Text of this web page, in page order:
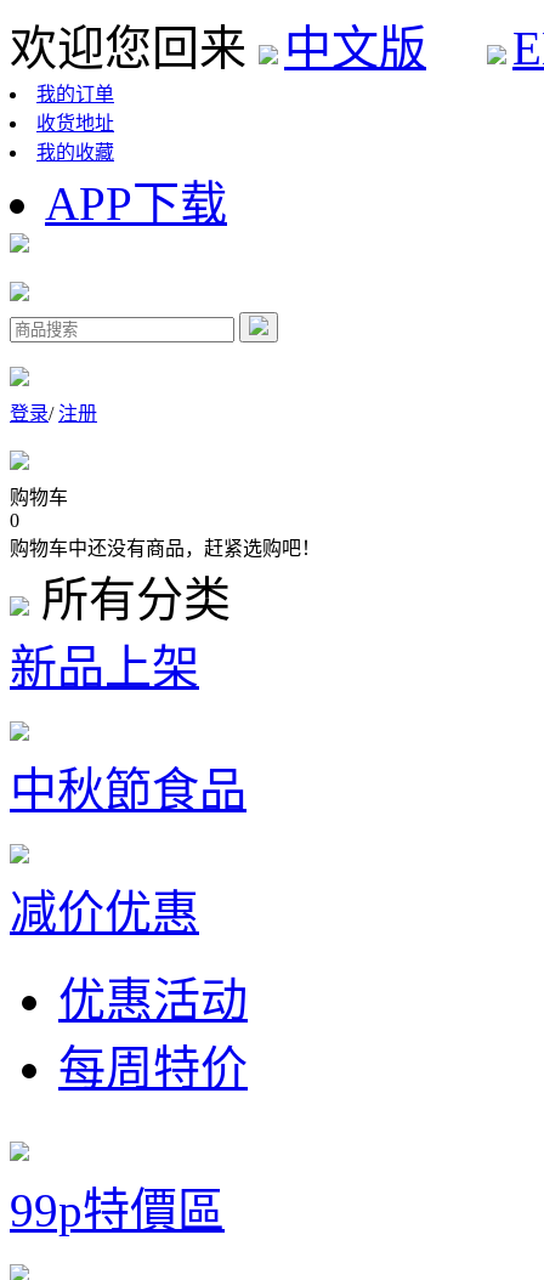
欢迎您回来 中文版
我的订单
收货地址
我的收藏
APP下载
登录/注册
购物车
0
购物车中还没有商品，赶紧选购吧！
所有分类
新品上架
中秋節食品
减价优惠
优惠活动
每周特价
99p特價區